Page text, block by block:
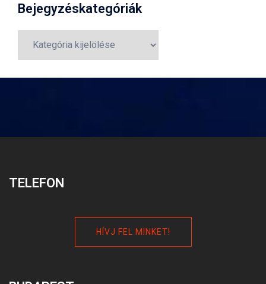
Bejegyzéskategóriák
TELEFON
HÍVJ FEL MINKET!